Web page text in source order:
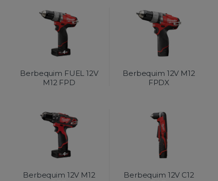
Berbequim FUEL 12V
M12 FPD
Berbequim 12V M12
FPDX
Berbequim 12V M12
Berbequim 12V C12